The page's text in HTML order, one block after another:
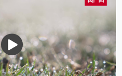
播
放